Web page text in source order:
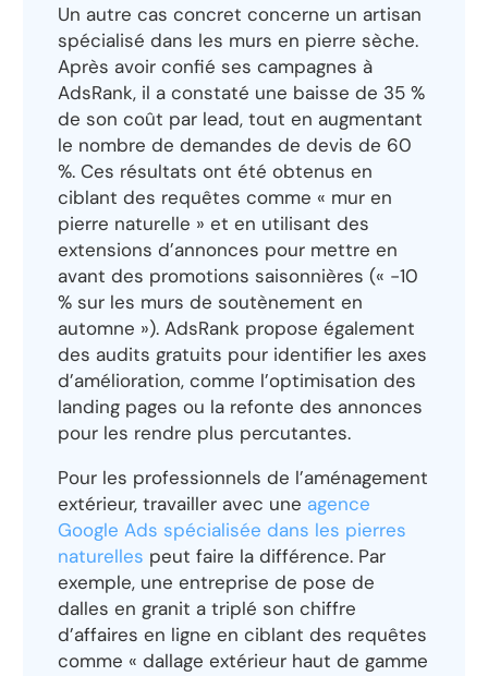
Un autre cas concret concerne un artisan
spécialisé dans les murs en pierre sèche.
Après avoir confié ses campagnes à
AdsRank, il a constaté une baisse de 35 %
de son coût par lead, tout en augmentant
le nombre de demandes de devis de 60
%. Ces résultats ont été obtenus en
ciblant des requêtes comme « mur en
pierre naturelle » et en utilisant des
extensions d’annonces pour mettre en
avant des promotions saisonnières (« -10
% sur les murs de soutènement en
automne »). AdsRank propose également
des audits gratuits pour identifier les axes
d’amélioration, comme l’optimisation des
landing pages ou la refonte des annonces
pour les rendre plus percutantes.
Pour les professionnels de l’aménagement
extérieur, travailler avec une agence
Google Ads spécialisée dans les pierres
naturelles peut faire la différence. Par
exemple, une entreprise de pose de
dalles en granit a triplé son chiffre
d’affaires en ligne en ciblant des requêtes
comme « dallage extérieur haut de gamme